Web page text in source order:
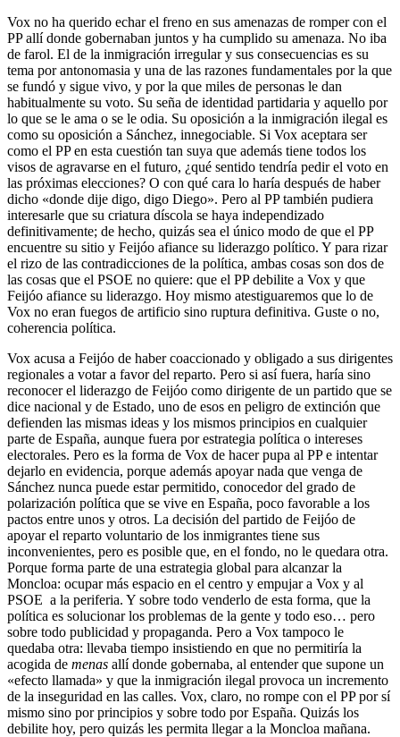
Vox no ha querido echar el freno en sus amenazas de romper con el
PP allí donde gobernaban juntos y ha cumplido su amenaza. No iba
de farol. El de la inmigración irregular y sus consecuencias es su
tema por antonomasia y una de las razones fundamentales por la que
se fundó y sigue vivo, y por la que miles de personas le dan
habitualmente su voto. Su seña de identidad partidaria y aquello por
lo que se le ama o se le odia. Su oposición a la inmigración ilegal es
como su oposición a Sánchez, innegociable. Si Vox aceptara ser
como el PP en esta cuestión tan suya que además tiene todos los
visos de agravarse en el futuro, ¿qué sentido tendría pedir el voto en
las próximas elecciones? O con qué cara lo haría después de haber
dicho «donde dije digo, digo Diego». Pero al PP también pudiera
interesarle que su criatura díscola se haya independizado
definitivamente; de hecho, quizás sea el único modo de que el PP
encuentre su sitio y Feijóo afiance su liderazgo político. Y para rizar
el rizo de las contradicciones de la política, ambas cosas son dos de
las cosas que el PSOE no quiere: que el PP debilite a Vox y que
Feijóo afiance su liderazgo. Hoy mismo atestiguaremos que lo de
Vox no eran fuegos de artificio sino ruptura definitiva. Guste o no,
coherencia política.
Vox acusa a Feijóo de haber coaccionado y obligado a sus dirigentes
regionales a votar a favor del reparto. Pero si así fuera, haría sino
reconocer el liderazgo de Feijóo como dirigente de un partido que se
dice nacional y de Estado, uno de esos en peligro de extinción que
defienden las mismas ideas y los mismos principios en cualquier
parte de España, aunque fuera por estrategia política o intereses
electorales. Pero es la forma de Vox de hacer pupa al PP e intentar
dejarlo en evidencia, porque además apoyar nada que venga de
Sánchez nunca puede estar permitido, conocedor del grado de
polarización política que se vive en España, poco favorable a los
pactos entre unos y otros. La decisión del partido de Feijóo de
apoyar el reparto voluntario de los inmigrantes tiene sus
inconvenientes, pero es posible que, en el fondo, no le quedara otra.
Porque forma parte de una estrategia global para alcanzar la
Moncloa: ocupar más espacio en el centro y empujar a Vox y al
PSOE a la periferia. Y sobre todo venderlo de esta forma, que la
política es solucionar los problemas de la gente y todo eso… pero
sobre todo publicidad y propaganda. Pero a Vox tampoco le
quedaba otra: llevaba tiempo insistiendo en que no permitiría la
acogida de menas allí donde gobernaba, al entender que supone un
«efecto llamada» y que la inmigración ilegal provoca un incremento
de la inseguridad en las calles. Vox, claro, no rompe con el PP por sí
mismo sino por principios y sobre todo por España. Quizás los
debilite hoy, pero quizás les permita llegar a la Moncloa mañana.